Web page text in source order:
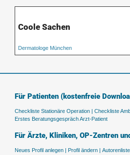
Coole Sachen
Dermatologe München
Für Patienten (kostenfreie
Checkliste Stationäre Operation |
Checkliste
Erstes Beratungsgespräch Arzt-Patient
Für Ärzte, Kliniken, OP-Zentren
Neues Profil anlegen | Profil ändern | Autorenliste |